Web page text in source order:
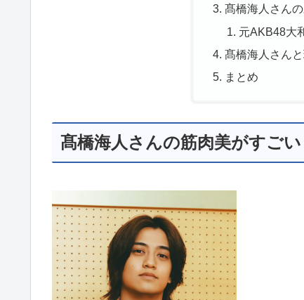
髙橋海人さん
元AKB48大
髙橋海人さん
まとめ
髙橋海人さんの筋肉美がすごい